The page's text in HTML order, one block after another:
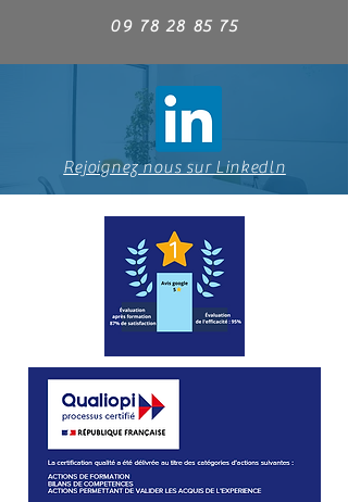
09 78 28 85 75
Rejoignez nous sur Linkedln